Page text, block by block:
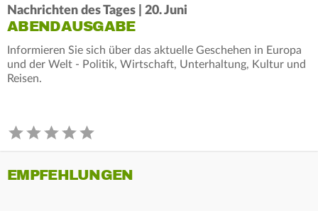
Nachrichten des Tages | 20. Juni
ABENDAUSGABE
Informieren Sie sich über das aktuelle Geschehen in Europa
und der Welt - Politik, Wirtschaft, Unterhaltung, Kultur und
Reisen.
EMPFEHLUNGEN